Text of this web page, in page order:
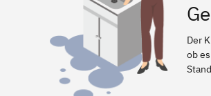
Der
ob